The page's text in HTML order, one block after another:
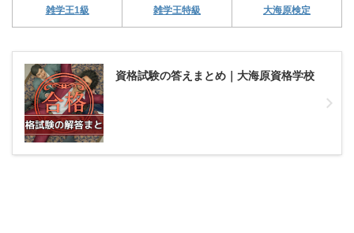
雑学王1級 雑学王特級 大海原検定
資格試験の答えまとめ｜大海原資格学校